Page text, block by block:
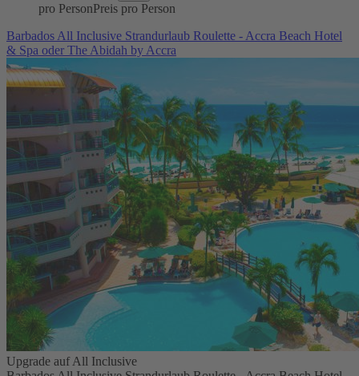
pro PersonPreis pro Person
Barbados All Inclusive Strandurlaub Roulette - Accra Beach Hotel
& Spa oder The Abidah by Accra
Upgrade auf All Inclusive